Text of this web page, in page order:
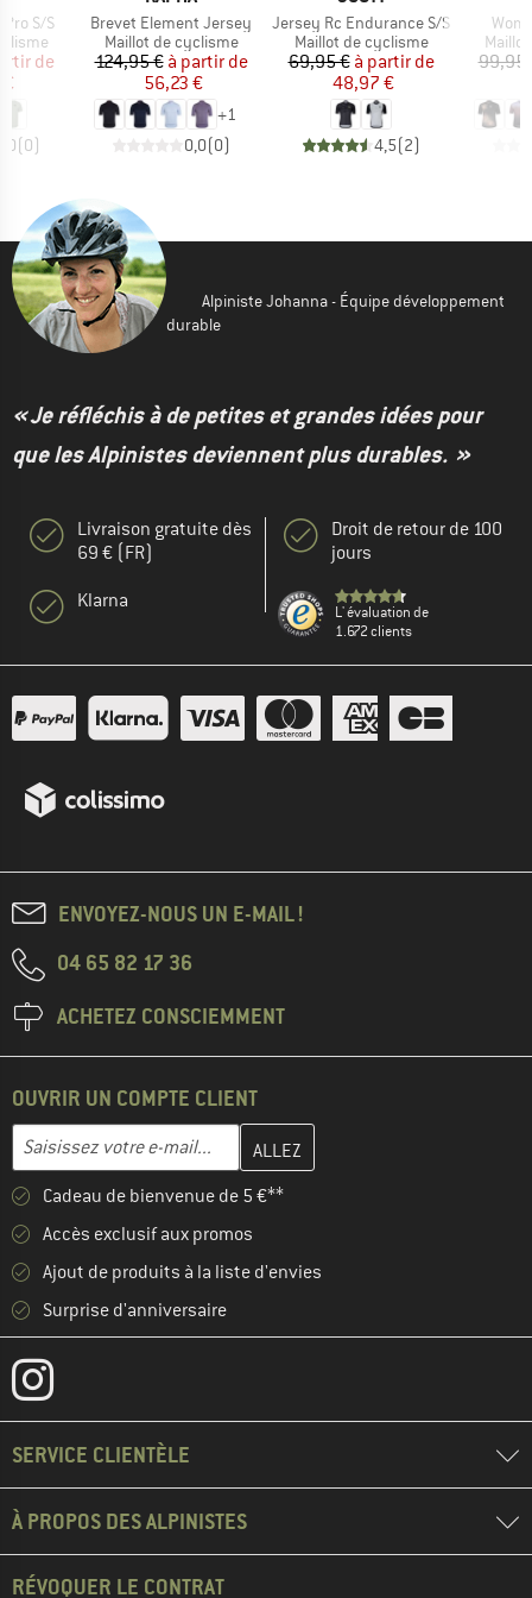
Pro S/S
réduit
de
(0)
Article
Brevet Element Jersey
Product group
Maillot de cyclisme
Prix
124,95 € Prix réduit
à partir de
56,23 €
+1
0,0(0)
Article
Jersey Rc Endurance S/S
Product group
Maillot de cyclisme
Prix
69,95 € Prix réduit
à partir de
48,97 €
4,5(2)
99,95
Alpiniste Johanna - Équipe développement
durable
« Je réfléchis à de petites et grandes idées pour
que les Alpinistes deviennent plus durables. »
Livraison gratuite dès
69 € (FR)
Klarna
Droit de retour de 100
jours
L' évaluation de
1.672 clients
ENVOYEZ-NOUS UN E-MAIL !
04 65 82 17 36
ACHETEZ CONSCIEMMENT
OUVRIR UN COMPTE CLIENT
Saisissez votre e-mail...
Entrez votre adresse e-mail ici et créez votre compte client à la
Cadeau de bienvenue de 5 €**
Accès exclusif aux promos
Ajout de produits à la liste d'envies
Surprise d'anniversaire
SERVICE CLIENTÈLE
À PROPOS DES ALPINISTES
RÉVOQUER LE CONTRAT